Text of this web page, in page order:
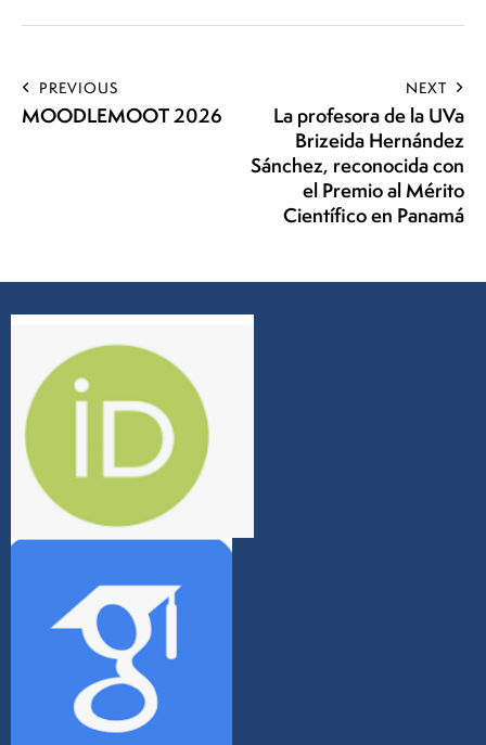
PREVIOUS
MOODLEMOOT 2026
NEXT
La profesora de la UVa
Brizeida Hernández
Sánchez, reconocida con
el Premio al Mérito
Científico en Panamá